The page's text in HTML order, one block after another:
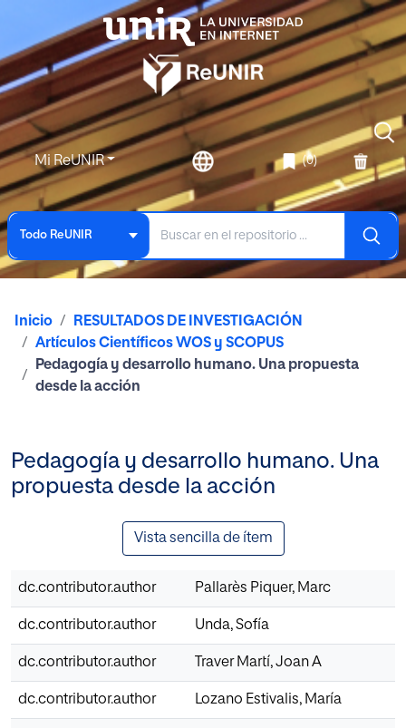
Mi ReUNIR (0)
Todo ReUNIR
Inicio
RESULTADOS DE INVESTIGACIÓN
Artículos Científicos WOS y SCOPUS
Pedagogía y desarrollo humano. Una propuesta
desde la acción
Pedagogía y desarrollo humano. Una
propuesta desde la acción
Vista sencilla de ítem
dc.contributor.author Pallarès Piquer, Marc
dc.contributor.author Unda, Sofía
dc.contributor.author Traver Martí, Joan A
dc.contributor.author Lozano Estivalis, María